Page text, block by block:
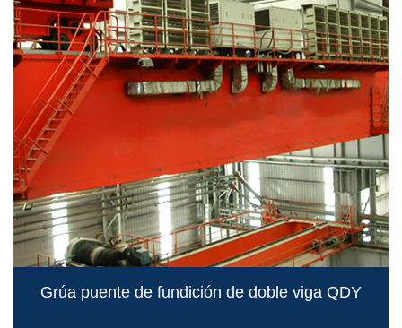
Grúa puente de fundición de doble viga QDY